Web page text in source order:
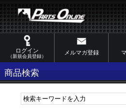
ログイン
（新規会員登録）
メルマガ登録
商品検索